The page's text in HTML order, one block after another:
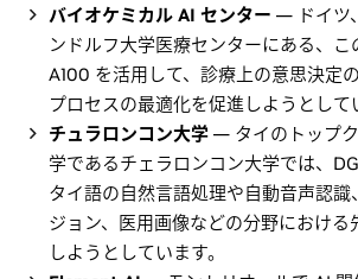
バイオケミカル AI センター — ドイツ
ンドルフ大学医療センターにある、
A100 を活用して、診療上の意思決定
プロセスの最適化を促進しようとして
チュラロンコン大学 — タイのトップ
学であるチェラロンコン大学では、
タイ語の自然言語処理や自動音声認識
ジョン、医用画像などの分野における
しようとしています。